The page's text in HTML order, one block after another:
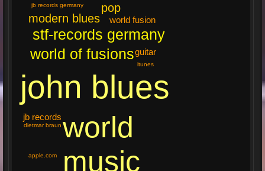
john blues
world
music
world of fusions
stf-records germany
modern blues
pop
world fusion
guitar
jb records
jb records germany
dietmar braun
apple.com
itunes